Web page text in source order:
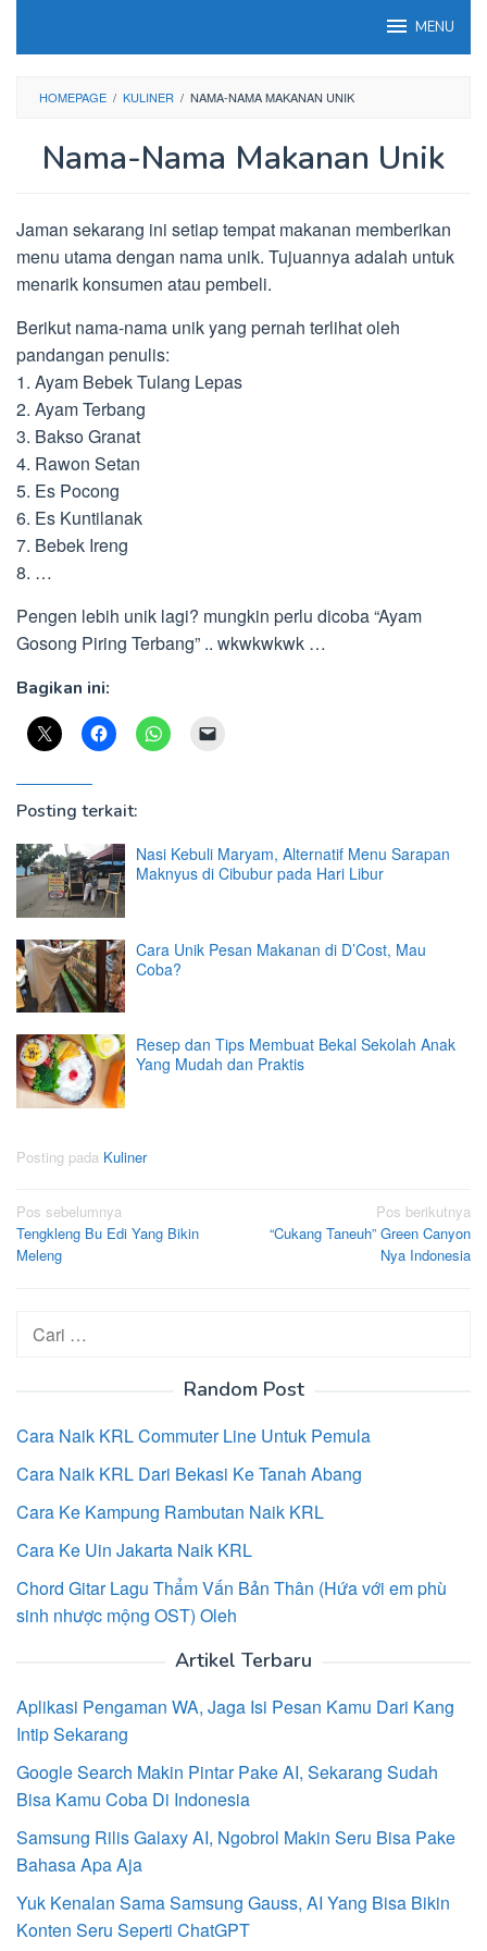
MENU
HOMEPAGE / KULINER / NAMA-NAMA MAKANAN UNIK
Nama-Nama Makanan Unik
Jaman sekarang ini setiap tempat makanan memberikan
menu utama dengan nama unik. Tujuannya adalah untuk
menarik konsumen atau pembeli.
Berikut nama-nama unik yang pernah terlihat oleh
pandangan penulis:
1. Ayam Bebek Tulang Lepas
2. Ayam Terbang
3. Bakso Granat
4. Rawon Setan
5. Es Pocong
6. Es Kuntilanak
7. Bebek Ireng
8. …
Pengen lebih unik lagi? mungkin perlu dicoba “Ayam
Gosong Piring Terbang” .. wkwkwkwk …
Bagikan ini:
Posting terkait:
Nasi Kebuli Maryam, Alternatif Menu Sarapan
Maknyus di Cibubur pada Hari Libur
Cara Unik Pesan Makanan di D’Cost, Mau
Coba?
Resep dan Tips Membuat Bekal Sekolah Anak
Yang Mudah dan Praktis
Posting pada Kuliner
Navigasi
pos
Pos sebelumnya
Tengkleng Bu Edi Yang Bikin
Meleng
Pos berikutnya
“Cukang Taneuh” Green Canyon
Nya Indonesia
Cari
Random Post
Cara Naik KRL Commuter Line Untuk Pemula
Cara Naik KRL Dari Bekasi Ke Tanah Abang
Cara Ke Kampung Rambutan Naik KRL
Cara Ke Uin Jakarta Naik KRL
Chord Gitar Lagu Thẩm Vấn Bản Thân (Hứa với em phù
sinh nhược mộng OST) Oleh
Artikel Terbaru
Aplikasi Pengaman WA, Jaga Isi Pesan Kamu Dari Kang
Intip Sekarang
Google Search Makin Pintar Pake AI, Sekarang Sudah
Bisa Kamu Coba Di Indonesia
Samsung Rilis Galaxy AI, Ngobrol Makin Seru Bisa Pake
Bahasa Apa Aja
Yuk Kenalan Sama Samsung Gauss, AI Yang Bisa Bikin
Konten Seru Seperti ChatGPT